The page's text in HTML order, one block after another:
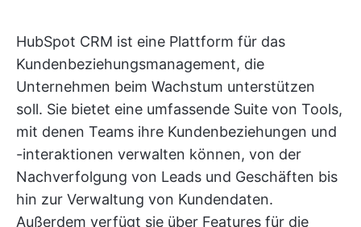
HubSpot CRM ist eine Plattform für das
Kundenbeziehungsmanagement, die
Unternehmen beim Wachstum unterstützen
soll. Sie bietet eine umfassende Suite von Tools,
mit denen Teams ihre Kundenbeziehungen und
-interaktionen verwalten können, von der
Nachverfolgung von Leads und Geschäften bis
hin zur Verwaltung von Kundendaten.
Außerdem verfügt sie über Features für die